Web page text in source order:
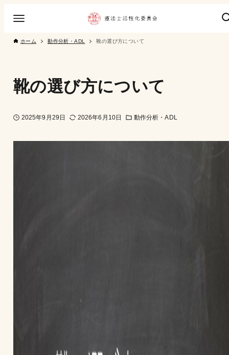
ホーム 動作分析・ADL 靴の選び方について
靴の選び方について
2025年9月29日 2026年6月10日 動作分析・ADL